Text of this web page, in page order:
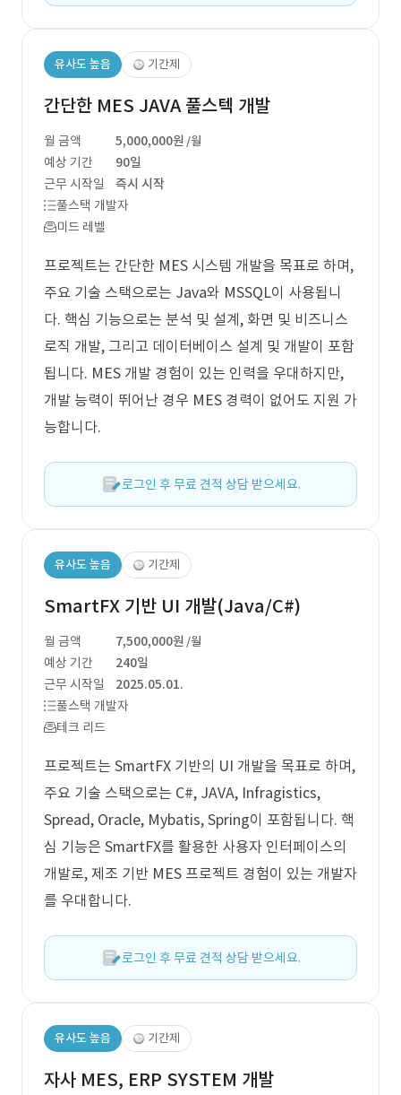
유사도 높음 기간제
간단한 MES JAVA 풀스텍 개발
월 금액 5,000,000원 /월
예상 기간
90일
근무 시작일
즉시 시작
풀스택 개발자
미드 레벨
프로젝트는 간단한 MES 시스템 개발을 목표로 하며,
주요 기술 스택으로는 Java와 MSSQL이 사용됩니
다. 핵심 기능으로는 분석 및 설계, 화면 및 비즈니스
로직 개발, 그리고 데이터베이스 설계 및 개발이 포함
됩니다. MES 개발 경험이 있는 인력을 우대하지만,
개발 능력이 뛰어난 경우 MES 경력이 없어도 지원 가
능합니다.
로그인 후 무료 견적 상담 받으세요.
유사도 높음 기간제
SmartFX 기반 UI 개발(Java/C#)
월 금액 7,500,000원 /월
예상 기간
240일
근무 시작일
2025.05.01.
풀스택 개발자
테크 리드
프로젝트는 SmartFX 기반의 UI 개발을 목표로 하며,
주요 기술 스택으로는 C#, JAVA, Infragistics,
Spread, Oracle, Mybatis, Spring이 포함됩니다. 핵
심 기능은 SmartFX를 활용한 사용자 인터페이스의
개발로, 제조 기반 MES 프로젝트 경험이 있는 개발자
를 우대합니다.
로그인 후 무료 견적 상담 받으세요.
유사도 높음 기간제
자사 MES, ERP SYSTEM 개발